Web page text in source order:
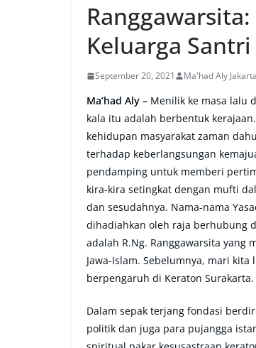
Keluarga Santri
September 20, 2021 Ma'had Aly Jakarta
Ma’had Aly – Menilik ke masa lalu
kala itu adalah berbentuk
kehidupan masyarakat zaman
terhadap keberlangsungan
pendamping untuk memberi
kira-kira setingkat dengan mufti
dan sesudahnya. Nama-nama
dihadiahkan oleh raja berhubung
adalah R.Ng. Ranggawarsita yang
Jawa-Islam. Sebelumnya, mari
berpengaruh di Keraton Surakarta.
Dalam sepak terjang fondasi
politik dan juga para pujangga